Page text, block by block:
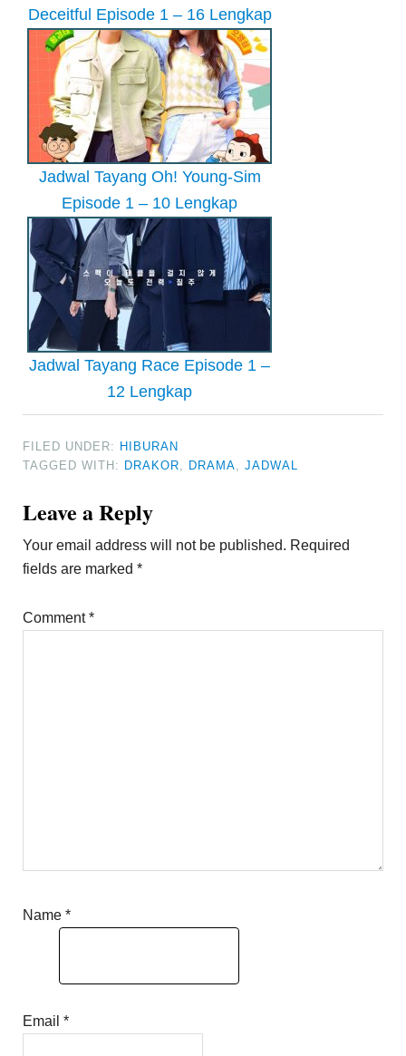
Deceitful Episode 1 – 16 Lengkap
Jadwal Tayang Oh! Young-Sim
Episode 1 – 10 Lengkap
Jadwal Tayang Race Episode 1 –
12 Lengkap
FILED UNDER: HIBURAN
TAGGED WITH: DRAKOR, DRAMA,JADWAL
Reader
Interactions
Leave a Reply
Your email address will not be published. Required
fields are marked*
Comment*
Name*
Email*